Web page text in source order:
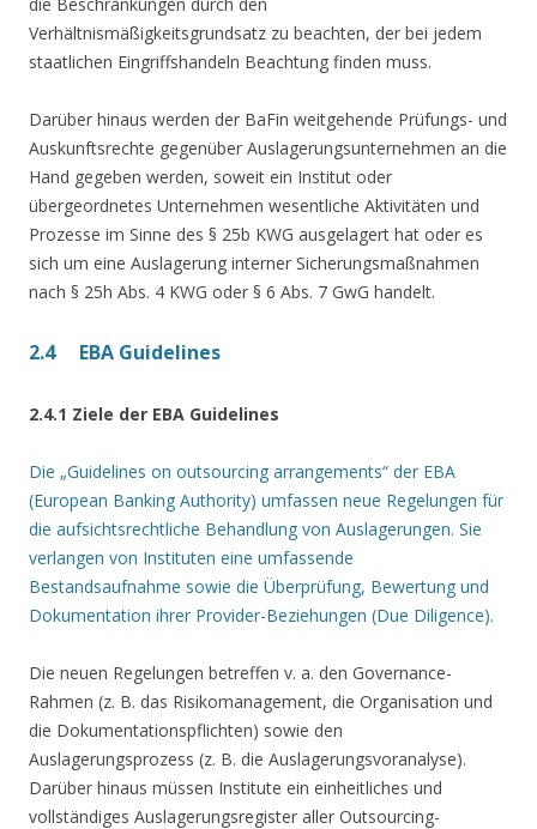
Verhältnismäßigkeitsgrundsatz zu beachten, der bei jedem
staatlichen Eingriffshandeln Beachtung finden muss.
Darüber hinaus werden der BaFin weitgehende Prüfungs- und
Auskunftsrechte gegenüber Auslagerungsunternehmen an die
Hand gegeben werden, soweit ein Institut oder
übergeordnetes Unternehmen wesentliche Aktivitäten und
Prozesse im Sinne des § 25b KWG ausgelagert hat oder es
sich um eine Auslagerung interner Sicherungsmaßnahmen
nach § 25h Abs. 4 KWG oder § 6 Abs. 7 GwG handelt.
2.4 EBA Guidelines
2.4.1 Ziele der EBA Guidelines
Die „Guidelines on outsourcing arrangements“ der EBA
(European Banking Authority) umfassen neue Regelungen für
die aufsichtsrechtliche Behandlung von Auslagerungen. Sie
verlangen von Instituten eine umfassende
Bestandsaufnahme sowie die Überprüfung, Bewertung und
Dokumentation ihrer Provider-Beziehungen (Due Diligence).
Die neuen Regelungen betreffen v. a. den Governance-
Rahmen (z. B. das Risikomanagement, die Organisation und
die Dokumentationspflichten) sowie den
Auslagerungsprozess (z. B. die Auslagerungsvoranalyse).
Darüber hinaus müssen Institute ein einheitliches und
vollständiges Auslagerungsregister aller Outsourcing-